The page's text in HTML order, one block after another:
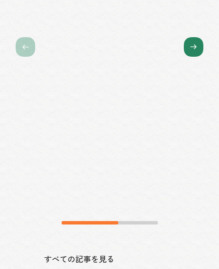
すべての記事を見る